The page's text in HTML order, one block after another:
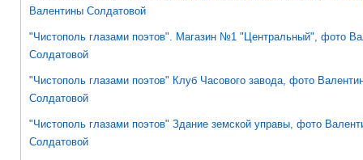
Валентины Солдатовой
"Чистополь глазами поэтов". Магазин №1 "Центральный", фото
Солдатовой
"Чистополь глазами поэтов" Клуб Часового завода, фото
Солдатовой
"Чистополь глазами поэтов" Здание земской управы, фото
Солдатовой